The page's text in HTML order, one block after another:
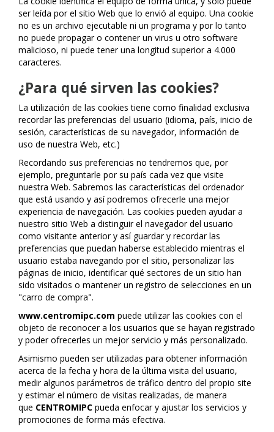
ser leída por el sitio Web que lo envió al equipo. Una cookie
no es un archivo ejecutable ni un programa y por lo tanto
no puede propagar o contener un virus u otro software
malicioso, ni puede tener una longitud superior a 4.000
caracteres.
¿Para qué sirven las cookies?
La utilización de las cookies tiene como finalidad exclusiva
recordar las preferencias del usuario (idioma, país, inicio de
sesión, características de su navegador, información de
uso de nuestra Web, etc.)
Recordando sus preferencias no tendremos que, por
ejemplo, preguntarle por su país cada vez que visite
nuestra Web. Sabremos las características del ordenador
que está usando y así podremos ofrecerle una mejor
experiencia de navegación. Las cookies pueden ayudar a
nuestro sitio Web a distinguir el navegador del usuario
como visitante anterior y así guardar y recordar las
preferencias que puedan haberse establecido mientras el
usuario estaba navegando por el sitio, personalizar las
páginas de inicio, identificar qué sectores de un sitio han
sido visitados o mantener un registro de selecciones en un
"carro de compra".
www.centromipc.com puede utilizar las cookies con el
objeto de reconocer a los usuarios que se hayan registrado
y poder ofrecerles un mejor servicio y más personalizado.
Asimismo pueden ser utilizadas para obtener información
acerca de la fecha y hora de la última visita del usuario,
medir algunos parámetros de tráfico dentro del propio site
y estimar el número de visitas realizadas, de manera
que CENTROMIPC pueda enfocar y ajustar los servicios y
promociones de forma más efectiva.